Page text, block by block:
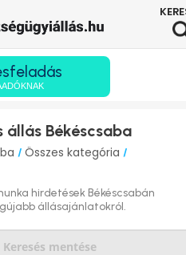
állás Békéscsaba
/ Összes kategória /
hirdetések Békéscsabán
állásajánlatokról.
Keresés mentése